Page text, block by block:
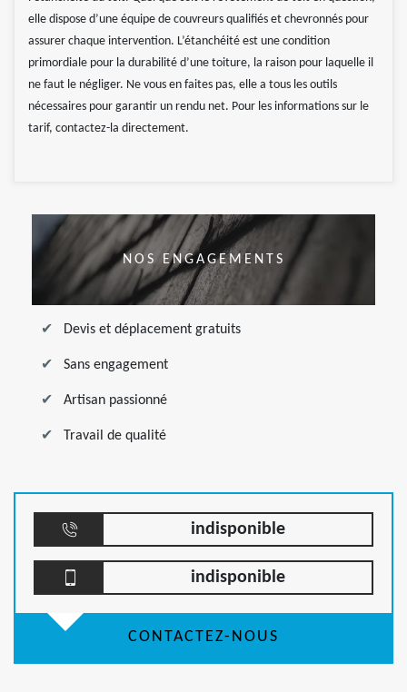
elle dispose d’une équipe de couvreurs qualifiés et chevronnés pour
assurer chaque intervention. L’étanchéité est une condition
primordiale pour la durabilité d’une toiture, la raison pour laquelle il
ne faut le négliger. Ne vous en faites pas, elle a tous les outils
nécessaires pour garantir un rendu net. Pour les informations sur le
tarif, contactez-la directement.
NOS ENGAGEMENTS
Devis et déplacement gratuits
Sans engagement
Artisan passionné
Travail de qualité
indisponible
indisponible
CONTACTEZ-NOUS